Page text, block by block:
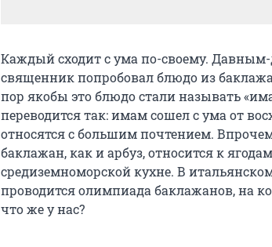
Каждый сходит с ума по-своему.
священник попробовал блюдо из
пор якобы это блюдо стали называть
переводится так: имам сошел с ума от
относятся с большим почтением.
баклажан, как и арбуз, относится к
средиземноморской кухне. В
проводится олимпиада баклажанов, на
что же у нас?